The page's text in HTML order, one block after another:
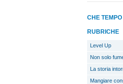
CHE TEMPO
RUBRICHE
Level Up
Non solo
La storia
Mangiare